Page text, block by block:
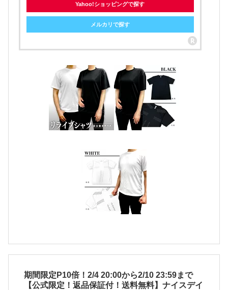
Yahoo!ショッピングで探す
メルカリで探す
期間限定P10倍！2/4 20:00から2/10 23:59まで
【公式限定！返品保証付！送料無料】ナイスデイ